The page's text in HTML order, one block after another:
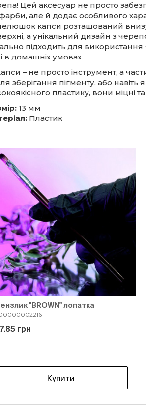
Цей аксесуар не просто
але й додає особливого
капси розташований
а унікальний дизайн з
підходить для
і в домашніх умовах.
– не просто інструмент, а
зберігання пігменту, або
пластику, вони міцні
13 мм
Пластик
"BROWN" лопатка
грн
Купити